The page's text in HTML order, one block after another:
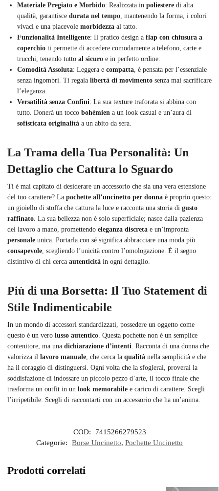
Materiale Pregiato e Morbido: Realizzata in poliestere di alta
qualità, garantisce durata nel tempo , mantenendo la forma, i colori
vivaci e una piacevole morbidezza al tatto.
Funzionalità Intelligente: Il pratico design a flap con chiusura a
coperchio ti permette di accedere comodamente a telefono, carte e
trucchi, tenendo tutto al sicuro e in perfetto ordine.
Comodità Assoluta: Leggera e compatta , è pensata per l’essenziale
senza ingombri. Ti regala libertà di movimento senza mai sacrificare
l’eleganza.
Versatilità senza Confini: La sua texture traforata si abbina con
tutto. Donerà un tocco bohémien a un look casual e un’aura di
sofisticata originalità a un abito da sera.
La Trama della Tua Personalità: Un
Dettaglio che Cattura lo Sguardo
Ti è mai capitato di desiderare un accessorio che sia una vera estensione
del tuo carattere? La pochette all’uncinetto per donna è proprio questo:
un gioiello di stoffa che cattura la luce e racconta una storia di gusto
raffinato . La sua bellezza non è solo superficiale; nasce dalla pazienza
del lavoro a mano, promettendo eleganza discreta e un’impronta
personale unica. Portarla con sé significa abbracciare una moda più
consapevole , scegliendo l’unicità contro l’omologazione. È il segno
distintivo di chi cerca autenticità in ogni dettaglio.
Più di una Borsetta: Il Tuo Statement di
Stile Indimenticabile
In un mondo di accessori standardizzati, possedere un oggetto come
questo è un vero lusso autentico . Questa pochette non è un semplice
contenitore, ma una dichiarazione d’intenti . Racconta di una donna che
valorizza il lavoro manuale , che cerca la qualità nella semplicità e che
ha il coraggio di distinguersi. Ogni volta che la sfoglerai, proverai la
soddisfazione di indossare un piccolo pezzo d’arte, il tocco finale che
trasforma un outfit in un look memorabile e carico di carattere. Scegli
l’irripetibile. Scegli di raccontarti con un accessorio che ha un’anima.
COD:
7415266279523
Categorie:
Borse Uncinetto, Pochette Uncinetto
Prodotti correlati